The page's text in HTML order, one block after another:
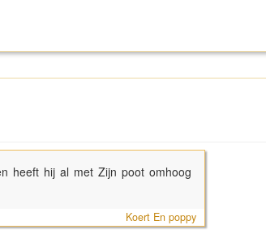
heeft hij al met Zijn poot omhoog
Koert En poppy